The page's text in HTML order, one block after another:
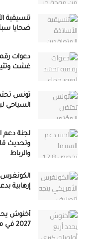
تنسيقية
ضحايا
غشت
تونس
السياحي
وتحديث
والرباط
الكونغرس
إرهابية
أخنوش
2027 في منشور حكومي